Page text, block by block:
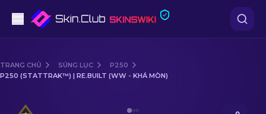
Tầm trung
TRANG CHỦ SÚNG LỤC
P250
P250 (STATTRAK™) | RE.BUILT (WW - KHÁ MÒN)